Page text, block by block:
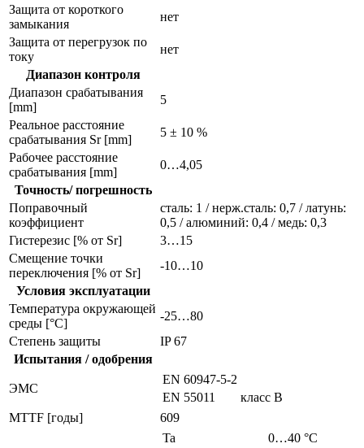
Защита от короткого
замыкания
нет
Защита от перегрузок по
току
нет
Диапазон контроля
Диапазон срабатывания
[mm]
5
Реальное расстояние
срабатывания Sr [mm]
5 ± 10 %
Рабочее расстояние
срабатывания [mm]
0…4,05
Точность/ погрешность
Поправочный
коэффициент
сталь: 1 / нерж.сталь: 0,7 / латунь:
0,5 / алюминий: 0,4 / медь: 0,3
Гистерезис [% от Sr]
3…15
Смещение точки
переключения [% от Sr]
-10…10
Условия эксплуатации
Температура окружающей
среды [°C]
-25…80
Степень защиты
IP 67
Испытания / одобрения
ЭMC
EN 60947-5-2
EN 55011
класс B
MTTF [годы]
609
Ta
0…40 °C